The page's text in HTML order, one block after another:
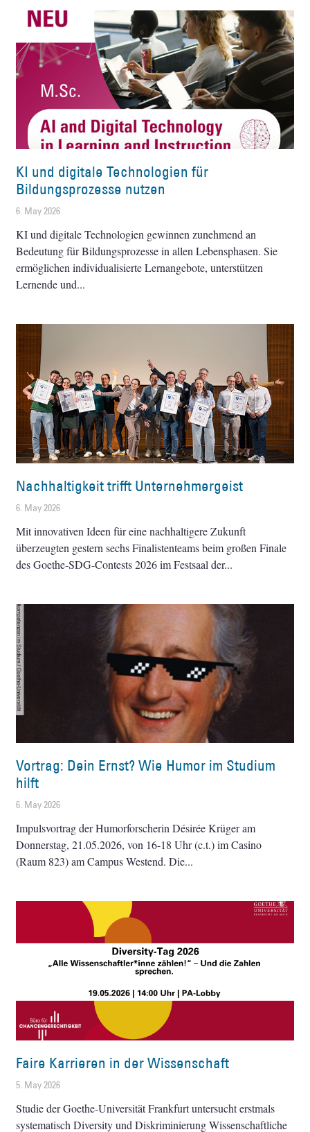
KI und digitale Technologien für
Bildungsprozesse nutzen
6. May 2026
KI und digitale Technologien gewinnen zunehmend an
Bedeutung für Bildungsprozesse in allen Lebensphasen. Sie
ermöglichen individualisierte Lernangebote, unterstützen
Lernende und
Nachhaltigkeit trifft Unternehmergeist
6. May 2026
Mit innovativen Ideen für eine nachhaltigere Zukunft
überzeugten gestern sechs Finalistenteams beim großen Finale
des Goethe-SDG-Contests 2026 im Festsaal der
Vortrag: Dein Ernst? Wie Humor im Studium
hilft
6. May 2026
Impulsvortrag der Humorforscherin Désirée Krüger am
Donnerstag, 21.05.2026, von 16-18 Uhr (c.t.) im Casino
(Raum 823) am Campus Westend. Die
Faire Karrieren in der Wissenschaft
5. May 2026
Studie der Goethe-Universität Frankfurt untersucht erstmals
systematisch Diversity und Diskriminierung Wissenschaftliche